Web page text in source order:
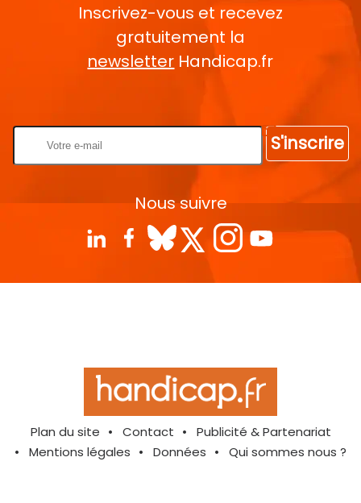
Inscrivez-vous et recevez
gratuitement la
newsletter Handicap.fr
S'inscrire
Nous suivre
Plan du site Contact
Publicité & Partenariat
Mentions légales
Données Qui sommes nous ?